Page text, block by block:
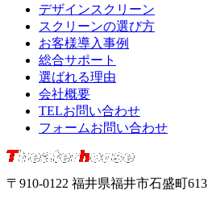
デザインスクリーン
スクリーンの選び方
お客様導入事例
総合サポート
選ばれる理由
会社概要
TELお問い合わせ
フォームお問い合わせ
〒910-0122 福井県福井市石盛町613